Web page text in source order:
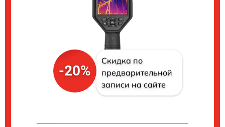
-20%
Скидка по
предварительной
записи на сайте